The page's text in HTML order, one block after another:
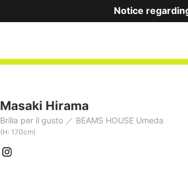
Notice
Masaki Hirama
Brilla per il gusto BEAMS HOUSE Umeda
(H: 170cm)